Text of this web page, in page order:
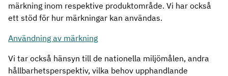
märkning inom respektive produktområde. Vi har också
ett stöd för hur märkningar kan användas.
Användning av märkning
Vi tar också hänsyn till de nationella miljömålen, andra
hållbarhetsperspektiv, vilka behov upphandlande